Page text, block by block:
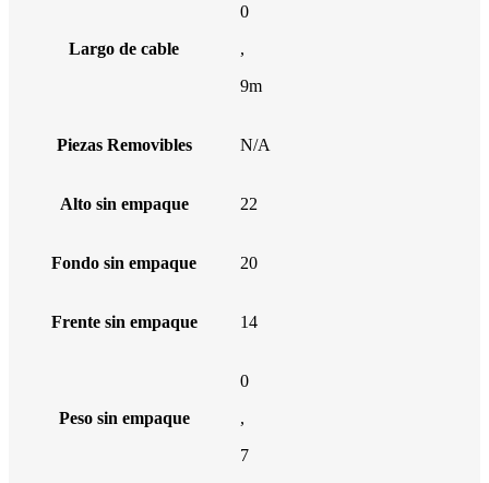
Largo de cable
0
,
9m
Piezas Removibles N/A
Alto sin empaque 22
Fondo sin empaque 20
Frente sin empaque 14
Peso sin empaque
0
,
7